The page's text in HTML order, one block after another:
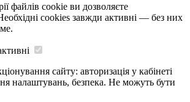
файлів cookie ви дозволяєте
cookies завжди активні — без них
сайту: авторизація у кабінеті
налаштувань, безпека. Не можуть бути